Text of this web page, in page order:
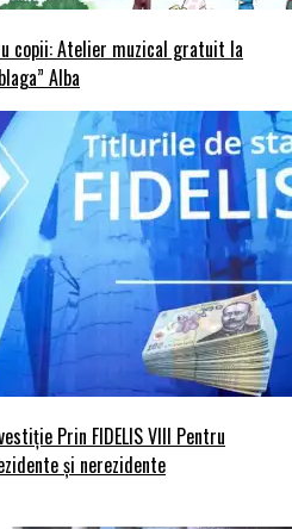
copii: Atelier muzical gratuit la
Alba
Prin FIDELIS VIII Pentru
și nerezidente